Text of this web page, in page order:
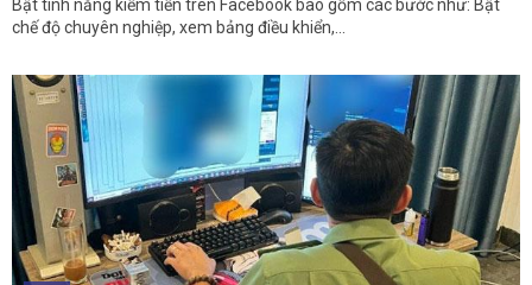
Bật tính năng kiếm tiền trên Facebook bao gồm các bước như: Bật
chế độ chuyên nghiệp, xem bảng điều khiển,...